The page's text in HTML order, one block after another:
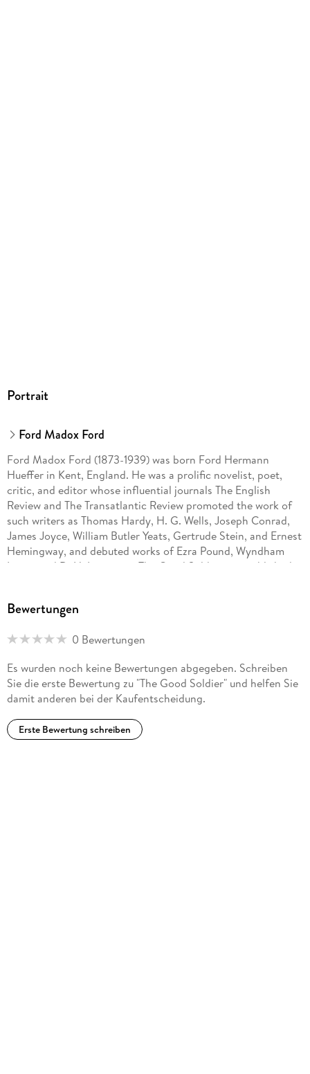
Portrait
Ford Madox Ford
Ford Madox Ford (1873-1939) was born Ford Hermann
Hueffer in Kent, England. He was a prolific novelist, poet,
critic, and editor whose influential journals The English
Review and The Transatlantic Review promoted the work of
such writers as Thomas Hardy, H. G. Wells, Joseph Conrad,
James Joyce, William Butler Yeats, Gertrude Stein, and Ernest
Hemingway, and debuted works of Ezra Pound, Wyndham
Lewis, and D. H. Lawrence. The Good Soldier was published
Ypres Salient. Ford is also known for Parade's End, a series of
The Good Soldier is counted among the greatest works of
Bewertungen
0 Bewertungen
Es wurden noch keine Bewertungen abgegeben. Schreiben
Sie die erste Bewertung zu "The Good Soldier" und helfen Sie
damit anderen bei der Kaufentscheidung.
Erste Bewertung schreiben